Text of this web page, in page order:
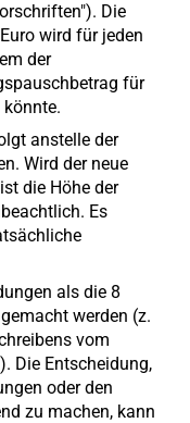
Die
wird für jeden
der
für
anstelle der
Wird der neue
die Höhe der
Es
als die 8
werden (z.
vom
Die Entscheidung,
oder den
zu machen, kann